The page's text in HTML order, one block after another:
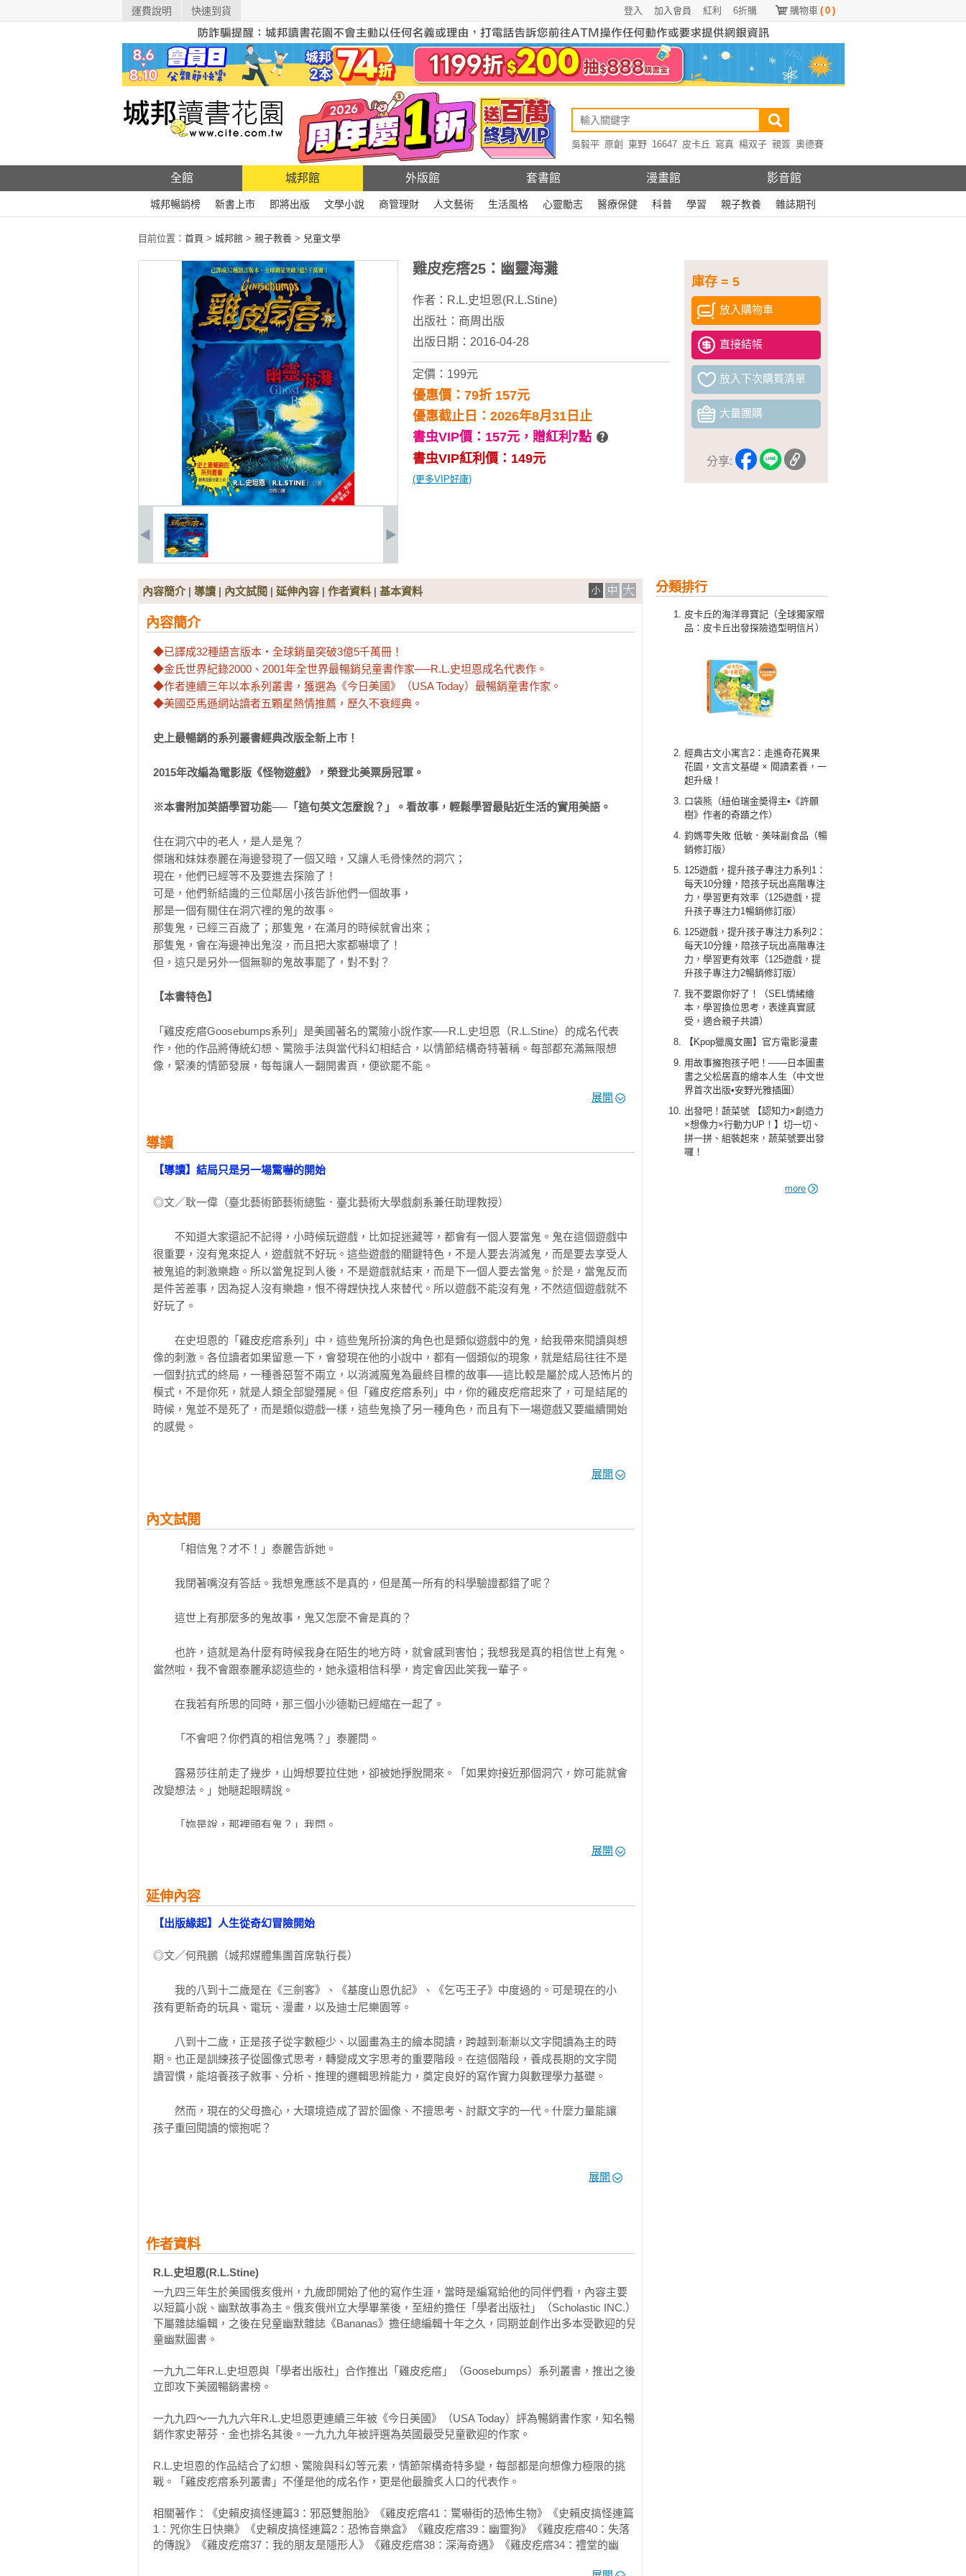
運費說明 快速到貨 購物車 ( 0 )
6折購
紅利
加入會員
登入
吳毅平 原創 東野 16647 皮卡丘 寫真 楊双子 親簽 奧德賽
全館 城邦館 外版館 套書館 漫畫館 影音館
城邦暢銷榜 新書上市 即將出版 文學小說 商管理財 人文藝術 生活風格 心靈勵志 醫療保健 科普 學習 親子教養 雜誌期刊
目前位置： 首頁 > 城邦館 > 親子教養 > 兒童文學
庫存 = 5
放入購物車
直接結帳
放入下次購買清單
大量團購
分享:
雞皮疙瘩25：幽靈海灘
作者： R.L.史坦恩(R.L.Stine)
出版社： 商周出版
出版日期：2016-04-28
定價：199元
優惠價：79折 157元
優惠截止日：2026年8月31日止
書虫VIP價：157元， 贈紅利7點
書虫VIP紅利價：149元
(更多VIP好康)
分類排行
皮卡丘的海洋尋寶記（全球獨家贈
品：皮卡丘出發探險造型明信片）
經典古文小寓言2：走進奇花異果
花園，文言文基礎 × 閱讀素養，一
起升級！
口袋熊（紐伯瑞金奬得主•《許願
樹》作者的奇蹟之作）
鈞媽零失敗 低敏．美味副食品（暢
銷修訂版）
125遊戲，提升孩子專注力系列1：
每天10分鐘，陪孩子玩出高階專注
力，學習更有效率（125遊戲，提
升孩子專注力1暢銷修訂版）
125遊戲，提升孩子專注力系列2：
每天10分鐘，陪孩子玩出高階專注
力，學習更有效率（125遊戲，提
升孩子專注力2暢銷修訂版）
我不要跟你好了！（SEL情緒繪
本，學習換位思考，表達真實感
受，適合親子共讀）
【Kpop獵魔女團】官方電影漫畫
用故事擁抱孩子吧！——日本圖畫
書之父松居直的繪本人生（中文世
界首次出版•安野光雅插圖）
出發吧！蔬菜號 【認知力×創造力
×想像力×行動力UP！】切一切、
拼一拼、組裝起來，蔬菜號要出發
囉！
more
內容簡介| 導讀 | 內文試閱 | 延伸內容 | 作者資料 | 基本資料
內容簡介
◆已譯成32種語言版本‧全球銷量突破3億5千萬冊！
◆金氏世界紀錄2000、2001年全世界最暢銷兒童書作家──R.L.史坦恩成名代表作。
◆作者連續三年以本系列叢書，獲選為《今日美國》（USA Today）最暢銷童書作家。
◆美國亞馬遜網站讀者五顆星熱情推薦，歷久不衰經典。
史上最暢銷的系列叢書經典改版全新上市！
2015年改編為電影版《怪物遊戲》，榮登北美票房冠軍。
※本書附加英語學習功能──「這句英文怎麼說？」。看故事，輕鬆學習最貼近生活的實用美語。
住在洞穴中的老人，是人是鬼？
傑瑞和妹妹泰麗在海邊發現了一個又暗，又讓人毛骨悚然的洞穴；
現在，他們已經等不及要進去探險了！
可是，他們新結識的三位鄰居小孩告訴他們一個故事，
那是一個有關住在洞穴裡的鬼的故事。
那隻鬼，已經三百歲了；那隻鬼，在滿月的時候就會出來；
那隻鬼，會在海邊神出鬼沒，而且把大家都嚇壞了！
但，這只是另外一個無聊的鬼故事罷了，對不對？
【本書特色】
「雞皮疙瘩Goosebumps系列」是美國著名的驚險小說作家──R.L.史坦恩（R.L.Stine）的成名代表
作，他的作品將傳統幻想、驚險手法與當代科幻相結合，以情節結構奇特著稱。每部都充滿無限想
像，緊湊的情節發展，每每讓人一翻開書頁，便欲罷不能。
「雞皮疙瘩系列」是對孩子們想像力極限的挑戰，創造了將孩子們從諸多當代感官刺激的誘惑中拉回
【好評推薦】
張國立（作家）
游珮芸（台東大學兒童文學研究所所長）
廖卓成（國立臺北教育大學語文與創作學系 兒童文學教授）
「雞皮疙瘩系列」中，你的雞皮疙瘩起來了，可是結尾的時候，鬼並不是死了，……而且有下一場遊
戲又要繼續開始的感覺。
文學的趣味不止一端，莞爾會心是趣味，熱鬧誇張是趣味，刺激驚悚也是趣味。
──廖卓成（國立臺北教育大學語文與創作系兒童文學教授）
我們榜單上前27本改版平裝書全都是「雞皮疙瘩系列」。
──黛安娜．羅巴克（《出版人周刊》（Publishers Weekly）編輯）
展開
導讀
【導讀】結局只是另一場驚嚇的開始
◎文／耿一偉（臺北藝術節藝術總監．臺北藝術大學戲劇系兼任助理教授）
不知道大家還記不記得，小時候玩遊戲，比如捉迷藏等，都會有一個人要當鬼。鬼在這個遊戲中
很重要，沒有鬼來捉人，遊戲就不好玩。這些遊戲的關鍵特色，不是人要去消滅鬼，而是要去享受人
被鬼追的刺激樂趣。所以當鬼捉到人後，不是遊戲就結束，而是下一個人要去當鬼。於是，當鬼反而
是件苦差事，因為捉人沒有樂趣，恨不得趕快找人來替代。所以遊戲不能沒有鬼，不然這個遊戲就不
好玩了。
在史坦恩的「雞皮疙瘩系列」中，這些鬼所扮演的角色也是類似遊戲中的鬼，給我帶來閱讀與想
像的刺激。各位讀者如果留意一下，會發現在他的小說中，都有一個類似的現象，就是結局往往不是
一個對抗式的終局，一種善惡誓不兩立，以消滅魔鬼為最終目標的故事──這比較是屬於成人恐怖片的
模式，不是你死，就是人類全部變殭屍。但「雞皮疙瘩系列」中，你的雞皮疙瘩起來了，可是結尾的
時候，鬼並不是死了，而是類似遊戲一樣，這些鬼換了另一種角色，而且有下一場遊戲又要繼續開始
的感覺。
換另一個角度來看，這些主角大多為青少年，他們在生活中碰到的問題，如搬家面對新環境、男
生女生的尷尬期、霸凌、友誼等，都在故事過程一一碰觸。「雞皮疙瘩系列」令人愛不釋手的原因，
也在於表面上好像主角是鬼，但讀到一半，你會感覺到，故事的重點不知不覺地從這些鬼怪轉移到那
突顯放大，甚至在故事中被解決了。所以你會在某種程度感受到，這本書的內容是在講你，在講你的
闖入不熟識空間的時候──比如《魔血》是主角暫住到姑婆家、《吸血鬼的鬼氣》是闖入地下室的祕
道、《我的新家是鬼屋》是新家的詭異房間……等等。
因為誤闖這些空間，奇怪的靈異事件開始打斷平凡無趣的日常軌道，一段冒險展開了，一場你追
化，變得更負責任，更勇敢。
「雞皮疙瘩系列」的意義，也在這個地方。在平凡無奇充滿壓力的青春期校園生活中，有那麼多
不快樂、有那麼多鬼怪現象在生活中困擾著我們，但這無法跟家長說，因為他們不能理解，他們看不
的精力被釋放了。
終究，在青少年的世界裡，鬼怪並不是那麼可怕，在史坦恩的小說中，也往往會有主角最後拯救
了這些鬼怪的情形，彷彿他們不是惡鬼，而比較像誤闖人類世界的外星人……這也是青少年的焦慮，
他們正準備降臨成人世界，這件事讓他們起了雞皮疙瘩!!
展開
內文試閱
「相信鬼？才不！」泰麗告訴她。
我閉著嘴沒有答話。我想鬼應該不是真的，但是萬一所有的科學驗證都錯了呢？
這世上有那麼多的鬼故事，鬼又怎麼不會是真的？
也許，這就是為什麼有時候我身在陌生的地方時，就會感到害怕；我想我是真的相信世上有鬼。
當然啦，我不會跟泰麗承認這些的，她永遠相信科學，肯定會因此笑我一輩子。
在我若有所思的同時，那三個小沙德勒已經縮在一起了。
「不會吧？你們真的相信鬼嗎？」泰麗問。
露易莎往前走了幾步，山姆想要拉住她，卻被她掙脫開來。「如果妳接近那個洞穴，妳可能就會
改變想法。」她瞇起眼睛說。
「妳是說，那裡頭有鬼？」我問。
路易莎想開口回應，但是被山姆打斷了。
「我們現在得走了。」他說完後，拉著弟弟妹妹準備離開。
「嘿，等等！」我叫道，「我們想聽聽鬼的事情。」
他們趕忙離開了，我還聽見山姆大聲喝斥露易莎。我猜是因為她提到了鬼，所以山姆很生氣吧！
接著，我們又聽到從洞穴裡傳來那又長又低沉的鳴叫聲。
「那是風！」我說。我真的不相信，泰麗也一樣。
布萊德和愛葛莎的別墅距離洞穴只有幾步路，位置大概是在松樹林邊的最高點，往外看就可以看
到燈塔。
我跑回別墅，推開厚重的木門，往起居室裡瞧。這房子已經很老舊了，舊到每次我走過下陷的地
板時，就會發出嘎吱嘎吱的響聲，而且天花板又很低，低到只要我踮起腳尖，就會碰到天花板。
泰麗也跟著進來。「他們在嗎？」
「我想不在吧！」我四處張望。我們進到屋裡，經過老舊的沙發和石造的壁爐，來到狹窄的廚
房。
廚房旁邊是一間舊儲藏室，我就睡那裡。二樓有兩間房間，一間是布萊德和愛葛莎的，另一間是
的小樓梯下去，就是後院。
我看到布萊德正在摘番茄，愛葛莎正把衣服晾到曬衣架上。
展開
延伸內容
【出版緣起】人生從奇幻冒險開始
◎文／何飛鵬（城邦媒體集團首席執行長）
我的八到十二歲是在《三劍客》、《基度山恩仇記》、《乞丐王子》中度過的。可是現在的小
孩有更新奇的玩具、電玩、漫畫，以及迪士尼樂園等。
八到十二歲，正是孩子從字數極少、以圖畫為主的繪本閱讀，跨越到漸漸以文字閱讀為主的時
期。也正是訓練孩子從圖像式思考，轉變成文字思考的重要階段。在這個階段，養成長期的文字閱
讀習慣，能培養孩子敘事、分析、推理的邏輯思辨能力，奠定良好的寫作實力與數理學力基礎。
然而，現在的父母擔心，大環境造成了習於圖像、不擅思考、討厭文字的一代。什麼力量能讓
孩子重回閱讀的懷抱呢？
營造出一個個讓孩子們縱橫馳騁的魔幻時空、光怪陸離的神奇異界，經歷各種危急險難，最終卻又
能安全地化險為夷。這樣的冒險犯難，無論男孩女孩，無不拍案稱奇、心怡神醉！
本系列作品被譯為三十二種語言版本，並在全球數十個國家出版，創下了出版史上多項的輝煌
紀錄，廣受世界各地孩子的喜愛。作者史坦恩表示，這套作品之所以成功，是因為多年的兒童雜誌
編輯工作，讓他對兒童心理和兒童閱讀需求有了深刻理解——他知道什麼能逗兒童發笑，什麼能使
我們誠摯地希望臺灣的孩子也能和世界上其他的孩子一樣，有更豐富多元的閱讀選擇。更希望
二歲孩子的閱讀興趣，從而建立他們的閱讀習慣，擁有一個快樂學習的童年。
【專文推薦】戰慄娛人的鬼故事
◎文／廖卓成（國立臺北教育大學語文與創作系兒童文學教授）
展開
作者資料
R.L.史坦恩(R.L.Stine)
一九四三年生於美國俄亥俄州，九歲即開始了他的寫作生涯，當時是編寫給他的同伴們看，內容主要
以短篇小說、幽默故事為主。俄亥俄州立大學畢業後，至紐約擔任「學者出版社」（Scholastic INC.）
下屬雜誌編輯，之後在兒童幽默雜誌《Bananas》擔任總編輯十年之久，同期並創作出多本受歡迎的兒
童幽默圖書。
一九九二年R.L.史坦恩與「學者出版社」合作推出「雞皮疙瘩」（Goosebumps）系列叢書，推出之後
立即攻下美國暢銷書榜。
一九九四～一九九六年R.L.史坦恩更連續三年被《今日美國》（USA Today）評為暢銷書作家，知名暢
銷作家史蒂芬．金也排名其後。一九九九年被評選為英國最受兒童歡迎的作家。
R.L.史坦恩的作品結合了幻想、驚險與科幻等元素，情節架構奇特多變，每部都是向想像力極限的挑
戰。「雞皮疙瘩系列叢書」不僅是他的成名作，更是他最膾炙人口的代表作。
相關著作：《史賴皮搞怪連篇3：邪惡雙胞胎》《雞皮疙瘩41：驚嚇街的恐怖生物》《史賴皮搞怪連篇
1：咒你生日快樂》《史賴皮搞怪連篇2：恐怖音樂盒》《雞皮疙瘩39：幽靈狗》《雞皮疙瘩40：失落
的傳說》《雞皮疙瘩37：我的朋友是隱形人》《雞皮疙瘩38：深海奇遇》《雞皮疙瘩34：禮堂的幽